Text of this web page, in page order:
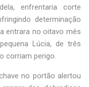
enfrentaria corte
determinação
entrara no oitavo mês
Lúcia, de três
corriam perigo.
no portão alertou